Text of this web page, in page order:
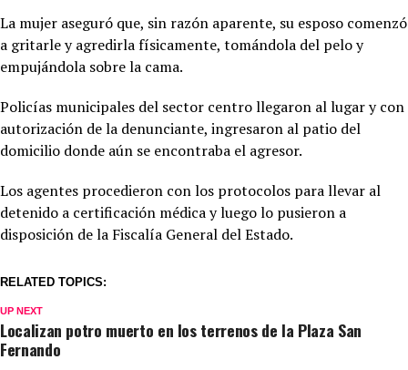
La mujer aseguró que, sin razón aparente, su esposo comenzó
a gritarle y agredirla físicamente, tomándola del pelo y
empujándola sobre la cama.
Policías municipales del sector centro llegaron al lugar y con
autorización de la denunciante, ingresaron al patio del
domicilio donde aún se encontraba el agresor.
Los agentes procedieron con los protocolos para llevar al
detenido a certificación médica y luego lo pusieron a
disposición de la Fiscalía General del Estado.
RELATED TOPICS:
UP NEXT
Localizan potro muerto en los terrenos de la Plaza San
Fernando